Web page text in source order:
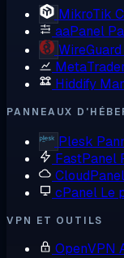
MikroTik
aaPanel
WireGuard
Hiddify
PANNEAUX
Plesk
FastPanel
CloudPanel
cPanel Le
VPN ET OUTILS
OpenVPN